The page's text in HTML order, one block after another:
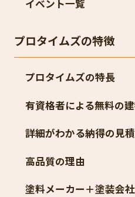
イベント一覧
プロタイムズの特徴
プロタイムズの特長
有資格者による無料の
詳細がわかる納得の見
高品質の理由
塗料メーカー＋塗装会